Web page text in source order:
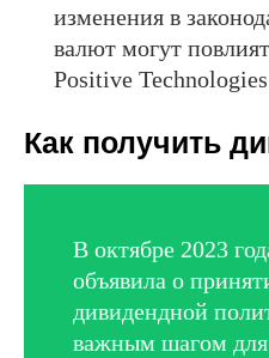
изменения в
валют могут
Positive
Как получить
В октябре 2023
объявила о
дивидендной
важным шагом для